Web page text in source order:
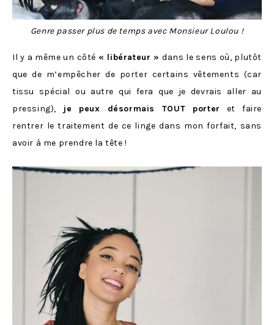
Genre passer plus de temps avec Monsieur Loulou !
Il y a même un côté « libérateur » dans le sens où, plutôt
que de m’empêcher de porter certains vêtements (car
tissu spécial ou autre qui fera que je devrais aller au
pressing),
je peux désormais TOUT porter
et faire
rentrer le traitement de ce linge dans mon forfait, sans
avoir à me prendre la tête !